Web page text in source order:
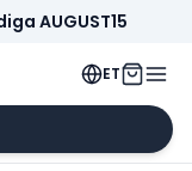
AUGUST15
ET